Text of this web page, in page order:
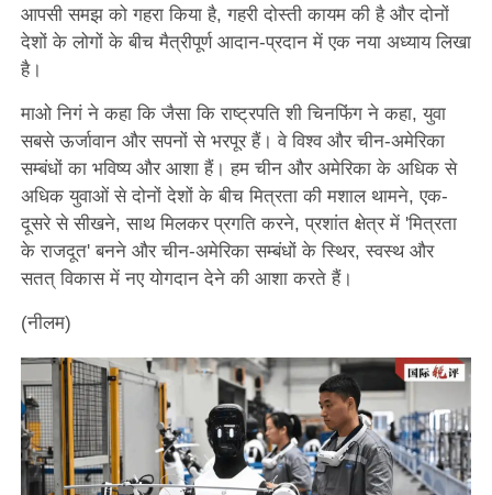
आपसी समझ को गहरा किया है, गहरी दोस्ती कायम की है और दोनों
देशों के लोगों के बीच मैत्रीपूर्ण आदान-प्रदान में एक नया अध्याय लिखा
है।
माओ निगं ने कहा कि जैसा कि राष्ट्रपति शी चिनफिंग ने कहा, युवा
सबसे ऊर्जावान और सपनों से भरपूर हैं। वे विश्व और चीन-अमेरिका
सम्बंधों का भविष्य और आशा हैं। हम चीन और अमेरिका के अधिक से
अधिक युवाओं से दोनों देशों के बीच मित्रता की मशाल थामने, एक-
दूसरे से सीखने, साथ मिलकर प्रगति करने, प्रशांत क्षेत्र में 'मित्रता
के राजदूत' बनने और चीन-अमेरिका सम्बंधों के स्थिर, स्वस्थ और
सतत् विकास में नए योगदान देने की आशा करते हैं।
(नीलम)